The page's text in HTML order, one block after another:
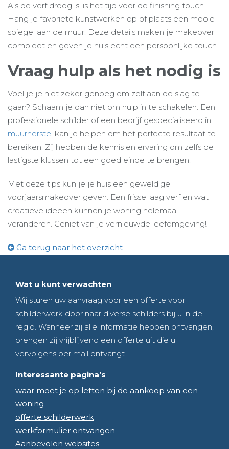
Als de verf droog is, is het tijd voor de finishing touch.
Hang je favoriete kunstwerken op of plaats een mooie
spiegel aan de muur. Deze details maken je makeover
compleet en geven je huis echt een persoonlijke touch.
Vraag hulp als het nodig is
Voel je je niet zeker genoeg om zelf aan de slag te
gaan? Schaam je dan niet om hulp in te schakelen. Een
professionele schilder of een bedrijf gespecialiseerd in
muurherstel kan je helpen om het perfecte resultaat te
bereiken. Zij hebben de kennis en ervaring om zelfs de
lastigste klussen tot een goed einde te brengen.
Met deze tips kun je je huis een geweldige
voorjaarsmakeover geven. Een frisse laag verf en wat
creatieve ideeën kunnen je woning helemaal
veranderen. Geniet van je vernieuwde leefomgeving!
Ga terug naar het overzicht
Wat u kunt verwachten
Wij sturen uw aanvraag voor een offerte voor
schilderwerk door naar diverse schilders bij u in de
regio. Wanneer zij alle informatie hebben ontvangen,
brengen zij vrijblijvend een offerte uit die u
vervolgens per mail ontvangt.
Interessante pagina’s
waar moet je op letten bij de aankoop van een
woning
offerte schilderwerk
werkformulier ontvangen
Aanbevolen websites